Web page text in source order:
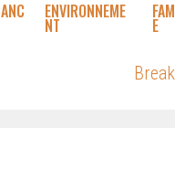
ENVIRONNEME
NT E